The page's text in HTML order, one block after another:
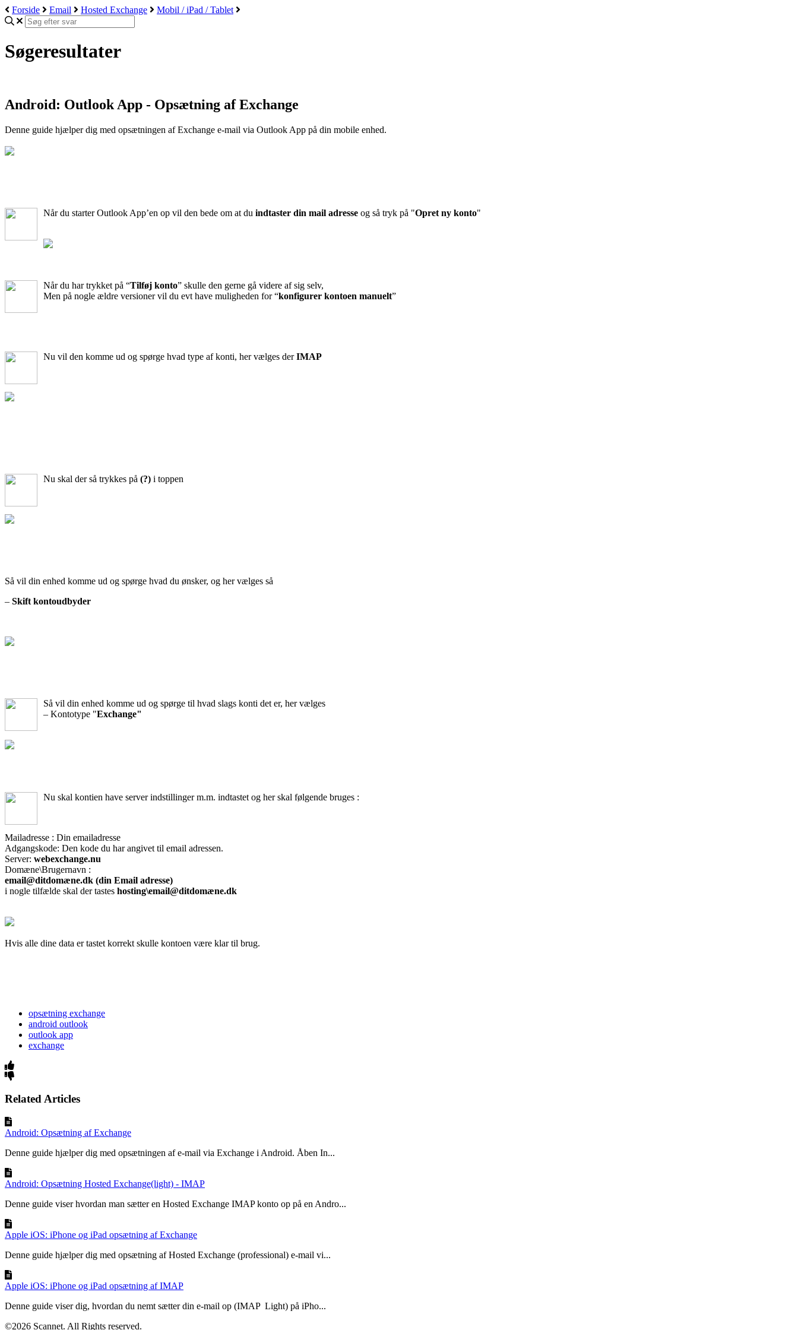
Forside Email Hosted Exchange Mobil / iPad / Tablet
Søgeresultater
Android: Outlook App - Opsætning af Exchange
Denne guide hjælper dig med opsætningen af Exchange e-mail via Outlook App på din mobile enhed.
Når du starter Outlook App’en op vil den bede om at du indtaster din mail adresse og så tryk på "Opret ny konto"
Når du har trykket på “Tilføj konto” skulle den gerne gå videre af sig selv,
Men på nogle ældre versioner vil du evt have muligheden for “konfigurer kontoen manuelt”
Nu vil den komme ud og spørge hvad type af konti, her vælges derIMAP
Nu skal der så trykkes på (?) i toppen
Så vil din enhed komme ud og spørge hvad du ønsker, og her vælges så
– Skift kontoudbyder
Så vil din enhed komme ud og spørge til hvad slags konti det er, her vælges
– Kontotype "Exchange"
Nu skal kontien have server indstillinger m.m. indtastet og her skal følgende bruges :
Mailadresse : Din emailadresse
Adgangskode: Den kode du har angivet til email adressen.
Server: webexchange.nu
Domæne\Brugernavn :
email@ditdomæne.dk (din Email adresse)
i nogle tilfælde skal der tastes hosting\email@ditdomæne.dk
Hvis alle dine data er tastet korrekt skulle kontoen være klar til brug.
opsætning exchange
android outlook
outlook app
exchange
Related Articles
Android: Opsætning af Exchange
Denne guide hjælper dig med opsætningen af e-mail via Exchange i Android. Åben In...
Android: Opsætning Hosted Exchange(light) - IMAP
Denne guide viser hvordan man sætter en Hosted Exchange IMAP konto op på en Andro...
Apple iOS: iPhone og iPad opsætning af Exchange
Denne guide hjælper dig med opsætning af Hosted Exchange (professional) e-mail vi...
Apple iOS: iPhone og iPad opsætning af IMAP
Denne guide viser dig, hvordan du nemt sætter din e-mail op (IMAP Light) på iPho...
©2026 Scannet. All Rights reserved.